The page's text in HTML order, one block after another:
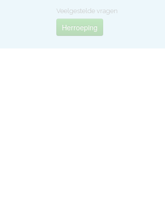
Veelgestelde vragen
Herroeping